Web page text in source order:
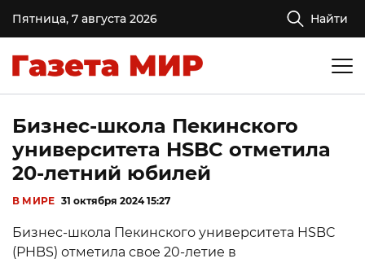
Пятница, 7 августа 2026 Найти
Бизнес-школа Пекинского
университета HSBC отметила
20-летний юбилей
В МИРЕ 31 октября 2024 15:27
Бизнес-школа Пекинского университета HSBC
(PHBS) отметила свое 20-летие в